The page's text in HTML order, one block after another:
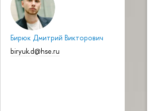
Бирюк Дмитрий Викторович
biryuk.d@hse.ru